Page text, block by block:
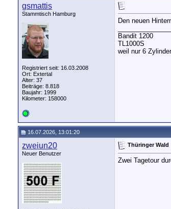
gsmattis
Stammtisch Hamburg
Registriert seit: 16.03.2008
Ort: Extertal
Alter: 37
Beiträge: 8.818
Baujahr: 1999
Kilometer: 158000
Den neuen
Bandit 1200
TL1000S
weil nur 6
16.07.2026, 13:01:20
zweiun20
Neuer Benutzer
Thüringer Wald
Zwei Tagetour